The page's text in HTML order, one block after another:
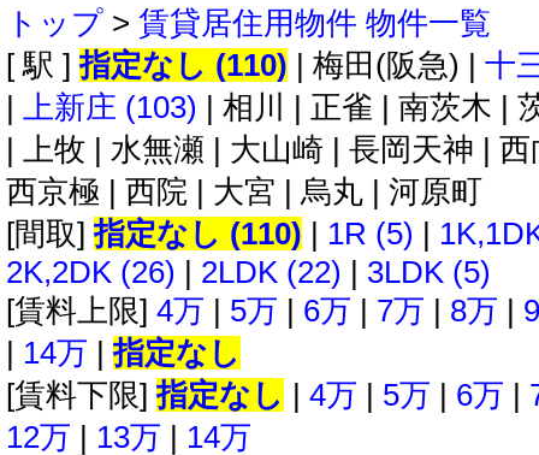
トップ > 賃貸居住用物件 物件一覧
[ 駅 ]指定なし (110) 梅田(阪急)
十
上新庄 (103) 相川 正雀 南茨木
上牧 水無瀬 大山崎 長岡天神
西
西京極
西院 大宮 烏丸
河原町
[間取]指定なし (110) 1R (5)
2K,2DK (26)
2LDK (22)
3LDK (5)
[賃料上限] 4万 5万 6万 7万 8万
14万 |指定なし
[賃料下限]指定なし 4万 5万 6万
12万
13万
14万